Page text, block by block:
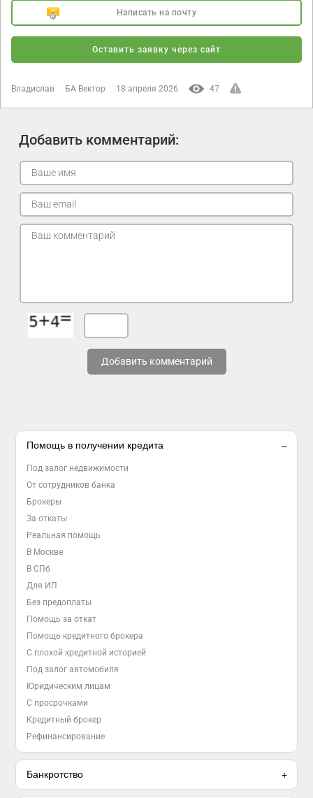
Написать на почту
Оставить заявку через сайт
Владислав БА Вектор 18 апреля 2026 47
Добавить комментарий:
Добавить комментарий
Помощь в получении кредита
Под залог недвижимости
От сотрудников банка
Брокеры
За откаты
Реальная помощь
В Москве
В СПб
Для ИП
Без предоплаты
Помощь за откат
Помощь кредитного брокера
С плохой кредитной историей
Под залог автомобиля
Юридическим лицам
С просрочками
Кредитный брокер
Рефинансирование
Банкротство